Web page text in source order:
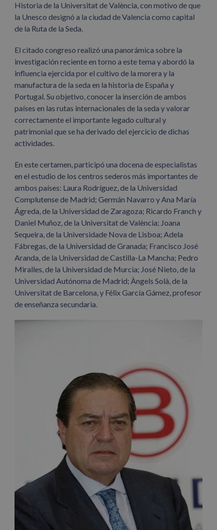
Historia de la Universitat de València, con motivo de que
la Unesco designó a la ciudad de Valencia como capital
de la Ruta de la Seda.
El citado congreso realizó una panorámica sobre la
investigación reciente en torno a este tema y abordó la
influencia ejercida por el cultivo de la morera y la
manufactura de la seda en la historia de España y
Portugal. Su objetivo, conocer la inserción de ambos
países en las rutas internacionales de la seda y valorar
correctamente el importante legado cultural y
patrimonial que se ha derivado del ejercicio de dichas
actividades.
En este certamen, participó una docena de especialistas
en el estudio de los centros sederos más importantes de
ambos países: Laura Rodríguez, de la Universidad
Complutense de Madrid; Germán Navarro y Ana María
Ágreda, de la Universidad de Zaragoza; Ricardo Franch y
Daniel Muñoz, de la Universitat de València; Joana
Sequeira, de la Universidade Nova de Lisboa; Adela
Fábregas, de la Universidad de Granada; Francisco José
Aranda, de la Universidad de Castilla-La Mancha; Pedro
Miralles, de la Universidad de Murcia; José Nieto, de la
Universidad Autónoma de Madrid; Àngels Solà, de la
Universitat de Barcelona, y Félix García Gámez, profesor
de enseñanza secundaria.